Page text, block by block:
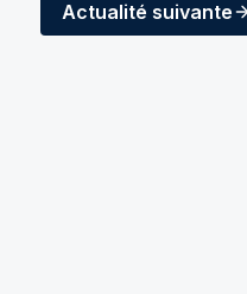
Actualité suivante